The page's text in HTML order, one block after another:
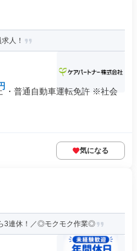
人！
・普通自動車運転免許 ※社会
気になる
3連休！／◎モクモク作業◎